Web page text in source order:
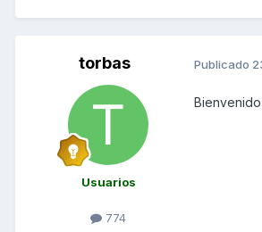
torbas
Usuarios
774
Publicado